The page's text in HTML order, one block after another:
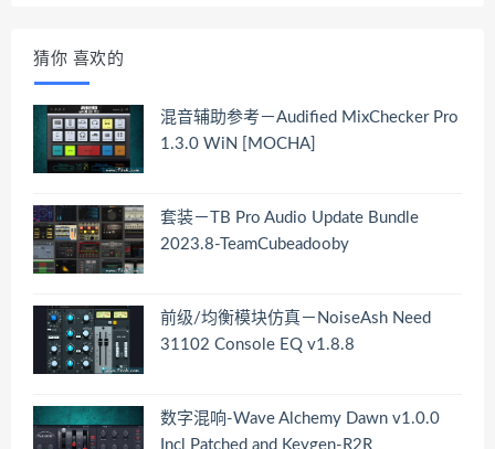
猜你 喜欢的
混音辅助参考－Audified MixChecker Pro
1.3.0 WiN [MOCHA]
套装－TB Pro Audio Update Bundle
2023.8-TeamCubeadooby
前级/均衡模块仿真－NoiseAsh Need
31102 Console EQ v1.8.8
数字混响-Wave Alchemy Dawn v1.0.0
Incl Patched and Keygen-R2R